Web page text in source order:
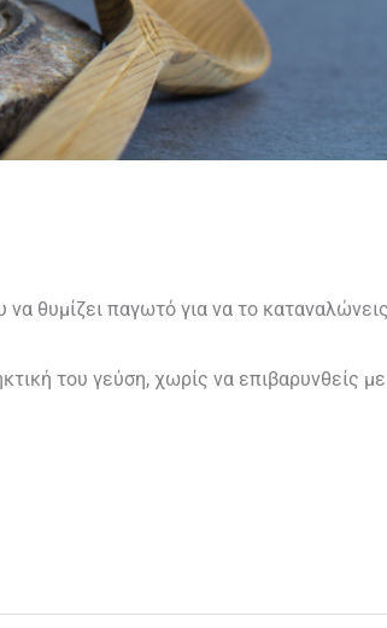
θυμίζει παγωτό για να το καταναλώνεις
του γεύση, χωρίς να επιβαρυνθείς με